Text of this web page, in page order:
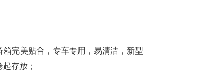
完美贴合，专车专用，易清洁，新型
存放；